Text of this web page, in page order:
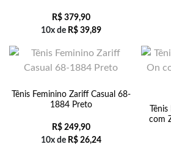
R$379,90
10x de R$39,89
Tênis Feminino Zariff Casual 68-
1884 Preto
R$249,90
10x de R$26,24
com